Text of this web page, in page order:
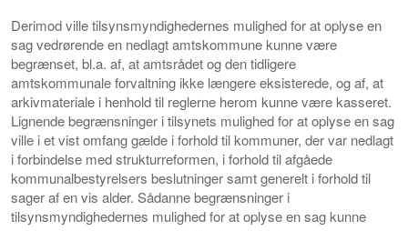
Derimod ville tilsynsmyndighedernes mulighed for at oplyse en
sag vedrørende en nedlagt amtskommune kunne være
begrænset, bl.a. af, at amtsrådet og den tidligere
amtskommunale forvaltning ikke længere eksisterede, og af, at
arkivmateriale i henhold til reglerne herom kunne være kasseret.
Lignende begrænsninger i tilsynets mulighed for at oplyse en sag
ville i et vist omfang gælde i forhold til kommuner, der var nedlagt
i forbindelse med strukturreformen, i forhold til afgåede
kommunalbestyrelsers beslutninger samt generelt i forhold til
sager af en vis alder. Sådanne begrænsninger i
tilsynsmyndighedernes mulighed for at oplyse en sag kunne